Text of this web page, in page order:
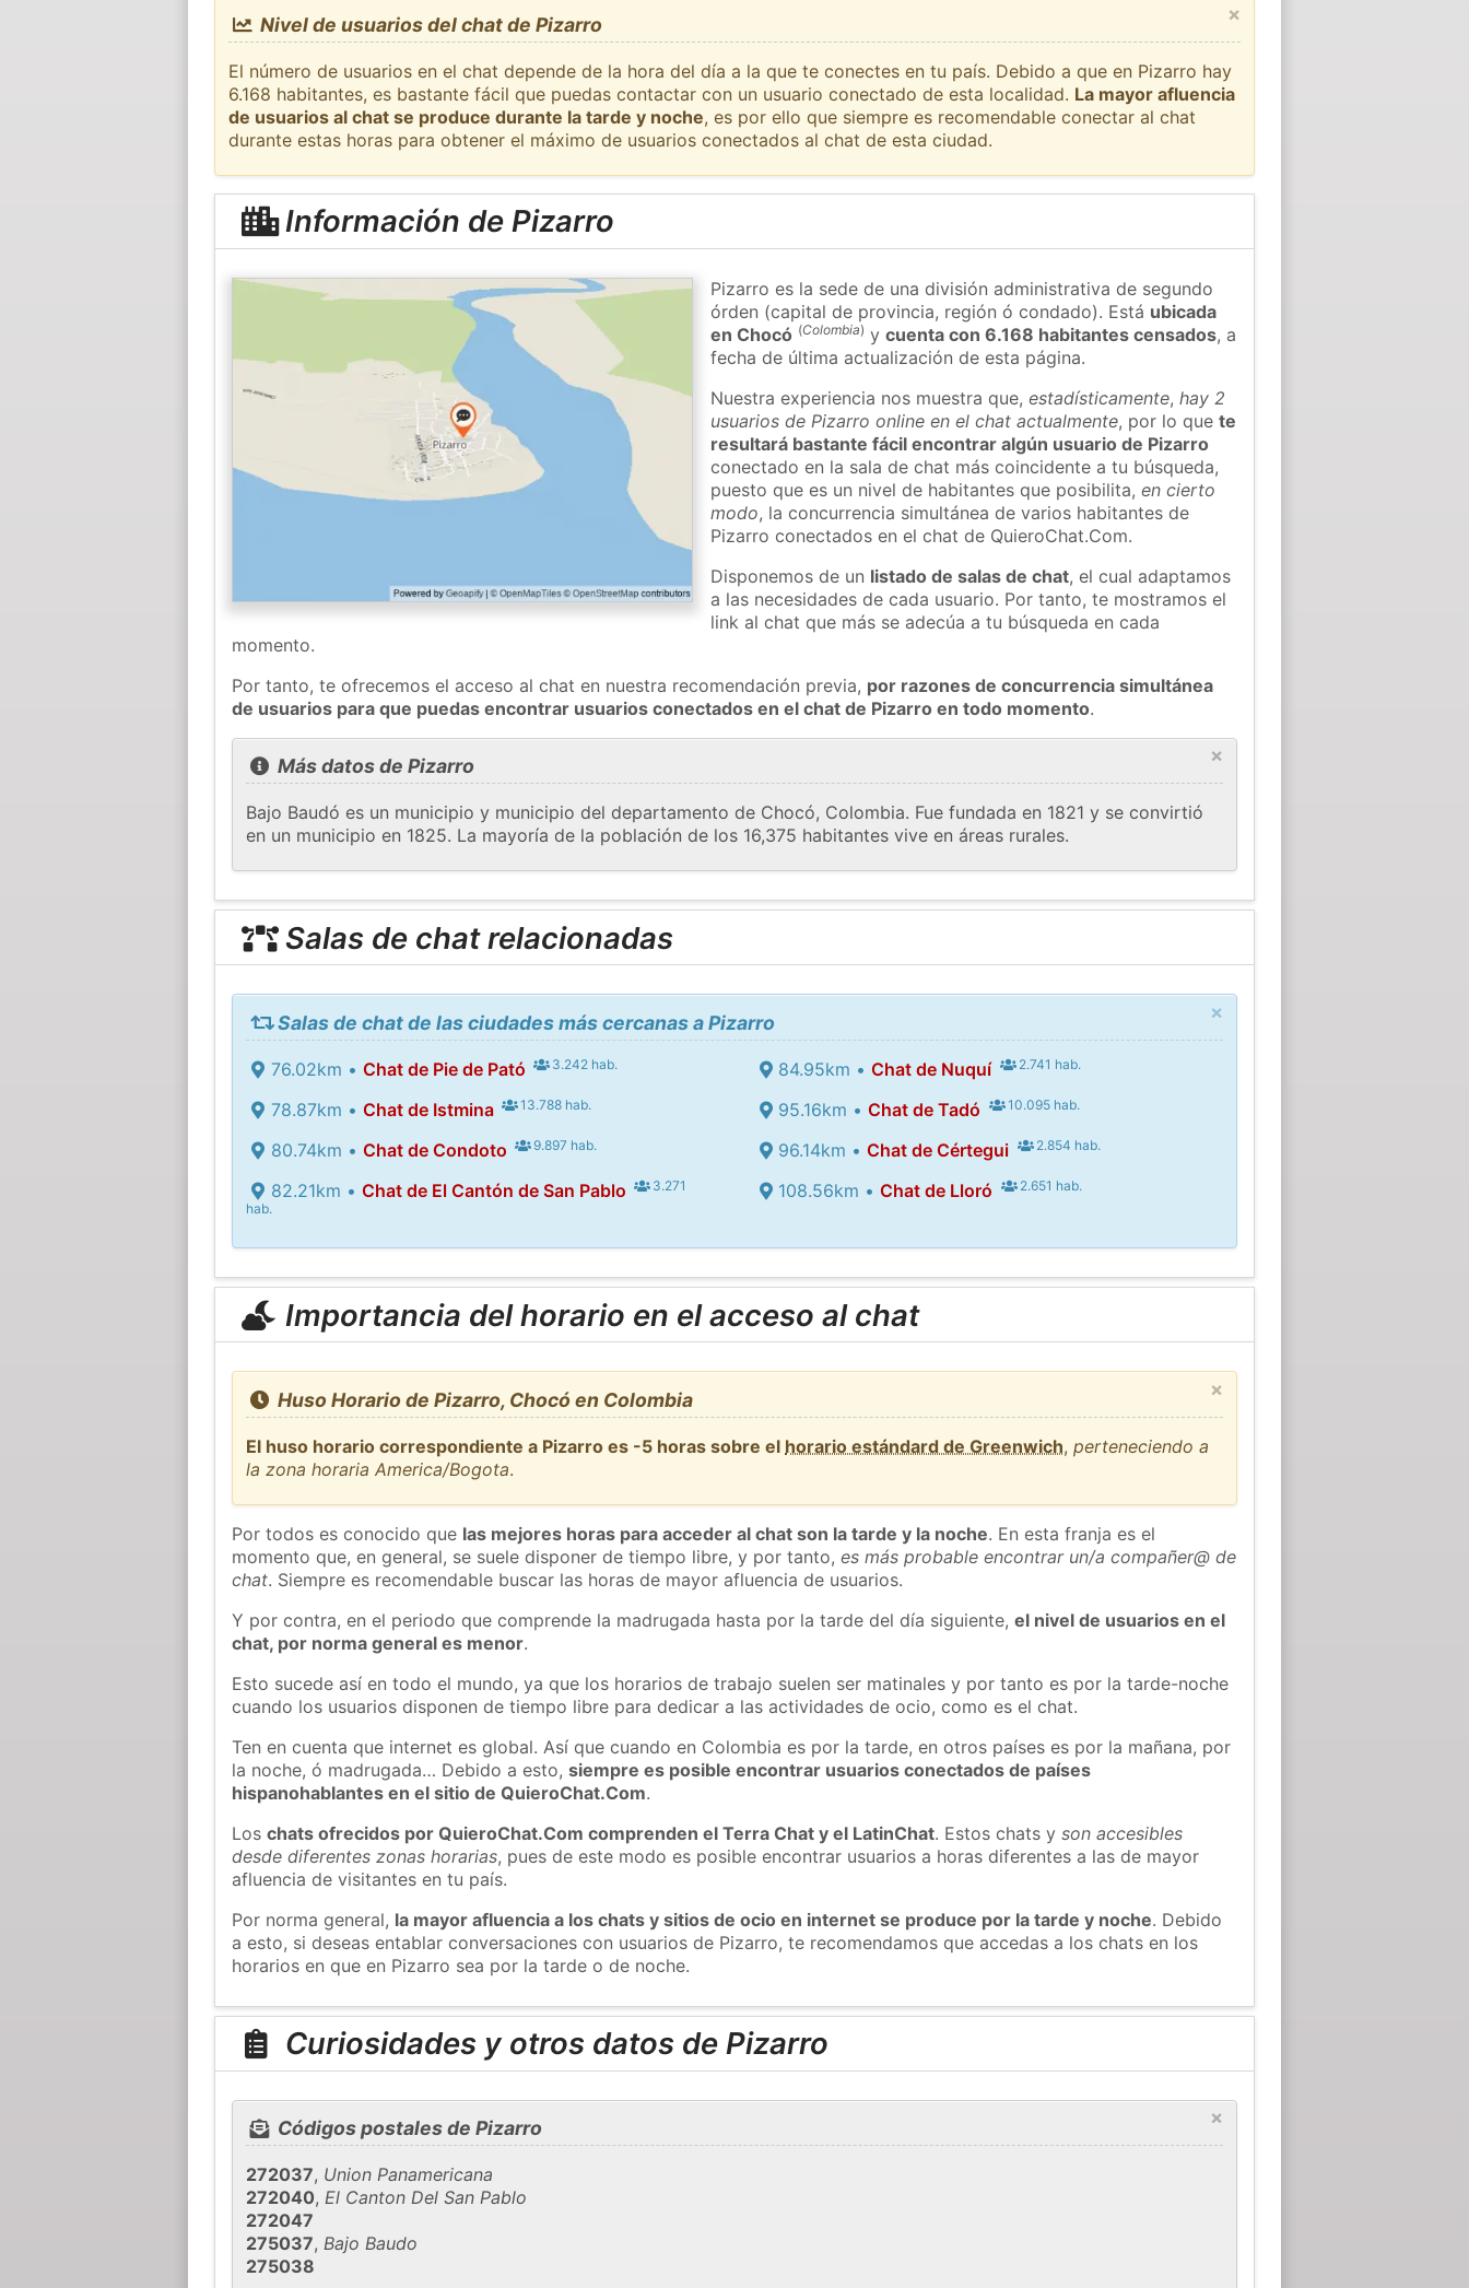
×
Nivel de usuarios del chat de Pizarro
El número de usuarios en el chat depende de la hora del día a la que te conectes en tu país. Debido a que en Pizarro hay
6.168 habitantes, es bastante fácil que puedas contactar con un usuario conectado de esta localidad. La mayor afluencia
de usuarios al chat se produce durante la tarde y noche, es por ello que siempre es recomendable conectar al chat
durante estas horas para obtener el máximo de usuarios conectados al chat de esta ciudad.
Información de Pizarro
Pizarro es la sede de una división administrativa de segundo
órden (capital de provincia, región ó condado). Está ubicada
en Chocó (Colombia) ycuenta con 6.168 habitantes censados, a
fecha de última actualización de esta página.
Nuestra experiencia nos muestra que,estadísticamente,hay 2
usuarios de Pizarro online en el chat actualmente, por lo quete
resultará bastante fácil encontrar algún usuario de Pizarro
conectado en la sala de chat más coincidente a tu búsqueda,
puesto que es un nivel de habitantes que posibilita,en cierto
modo, la concurrencia simultánea de varios habitantes de
Pizarro conectados en el chat de QuieroChat.Com.
Disponemos de un listado de salas de chat, el cual adaptamos
a las necesidades de cada usuario. Por tanto, te mostramos el
link al chat que más se adecúa a tu búsqueda en cada
momento.
Por tanto, te ofrecemos el acceso al chat en nuestra recomendación previa, por razones de concurrencia simultánea
de usuarios para que puedas encontrar usuarios conectados en el chat de Pizarro en todo momento.
×
Más datos de Pizarro
Bajo Baudó es un municipio y municipio del departamento de Chocó, Colombia. Fue fundada en 1821 y se convirtió
en un municipio en 1825. La mayoría de la población de los 16,375 habitantes vive en áreas rurales.
Salas de chat relacionadas
×
Salas de chat de las ciudades más cercanas a Pizarro
76.02km • Chat de Pie de Pató 3.242 hab.
78.87km • Chat de Istmina 13.788 hab.
80.74km • Chat de Condoto 9.897 hab.
82.21km • Chat de El Cantón de San Pablo
3.271
hab.
84.95km •Chat de Nuquí 2.741 hab.
95.16km •Chat de Tadó 10.095 hab.
96.14km •Chat de Cértegui 2.854 hab.
108.56km •Chat de Lloró 2.651 hab.
Importancia del horario en el acceso al chat
×
Huso Horario de Pizarro, Chocó en Colombia
El huso horario correspondiente a Pizarro es -5 horas sobre el horario estándard de Greenwich,perteneciendo a
la zona horaria America/Bogota.
Por todos es conocido que las mejores horas para acceder al chat son la tarde y la noche. En esta franja es el
momento que, en general, se suele disponer de tiempo libre, y por tanto,es más probable encontrar un/a compañer@ de
chat. Siempre es recomendable buscar las horas de mayor afluencia de usuarios.
Y por contra, en el periodo que comprende la madrugada hasta por la tarde del día siguiente,el nivel de usuarios en el
chat, por norma general es menor.
Esto sucede así en todo el mundo, ya que los horarios de trabajo suelen ser matinales y por tanto es por la tarde-noche
cuando los usuarios disponen de tiempo libre para dedicar a las actividades de ocio, como es el chat.
Ten en cuenta que internet es global. Así que cuando en Colombia es por la tarde, en otros países es por la mañana, por
la noche, ó madrugada… Debido a esto,siempre es posible encontrar usuarios conectados de países
hispanohablantes en el sitio de QuieroChat.Com.
Loschats ofrecidos por QuieroChat.Com comprenden el Terra Chat y el LatinChat. Estos chats yson accesibles
desde diferentes zonas horarias, pues de este modo es posible encontrar usuarios a horas diferentes a las de mayor
afluencia de visitantes en tu país.
Por norma general, la mayor afluencia a los chats y sitios de ocio en internet se produce por la tarde y noche. Debido
a esto, si deseas entablar conversaciones con usuarios de Pizarro, te recomendamos que accedas a los chats en los
horarios en que en Pizarro sea por la tarde o de noche.
Curiosidades y otros datos de Pizarro
×
Códigos postales de Pizarro
272037, Union Panamericana
272040,El Canton Del San Pablo
272047
275037,Bajo Baudo
275038